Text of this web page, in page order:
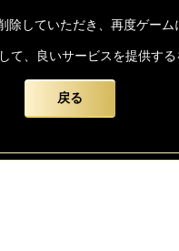
していただき、再度ゲーム
て、良いサービスを提供す
戻る